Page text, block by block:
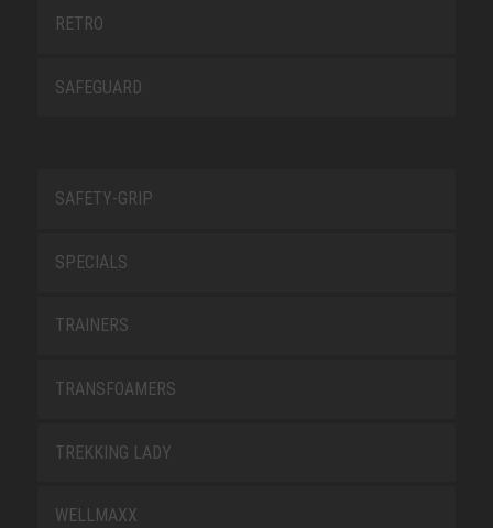
RETRO
SAFEGUARD
SAFETY-GRIP
SPECIALS
TRAINERS
TRANSFOAMERS
TREKKING LADY
WELLMAXX